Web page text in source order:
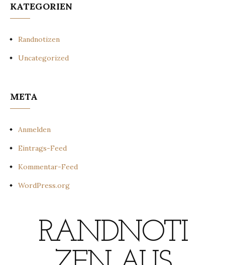
KATEGORIEN
Randnotizen
Uncategorized
META
Anmelden
Eintrags-Feed
Kommentar-Feed
WordPress.org
RANDNOTI